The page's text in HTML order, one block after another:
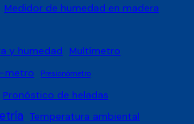
Medidor de humedad en madera
y humedad Multímetro
metro Presionómetro
Pronóstico de heladas
Temperatura ambiental